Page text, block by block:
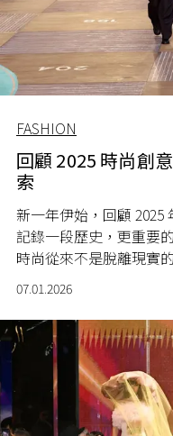
FASHION
回顧 2025 時尚創
索
新一年伊始，回顧 2025
記錄一段歷史，更重要
時尚從來不是脫離現實
07.01.2026